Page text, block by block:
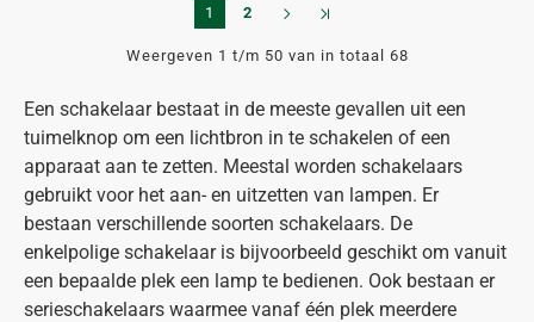
Een schakelaar bestaat in de meeste gevallen uit een
tuimelknop om een lichtbron in te schakelen of een
apparaat aan te zetten. Meestal worden schakelaars
gebruikt voor het aan- en uitzetten van lampen. Er
bestaan verschillende soorten schakelaars. De
enkelpolige schakelaar is bijvoorbeeld geschikt om vanuit
een bepaalde plek een lamp te bedienen. Ook bestaan er
serieschakelaars waarmee vanaf één plek meerdere
1 2
Weergeven 1 t/m 50 van in totaal 68